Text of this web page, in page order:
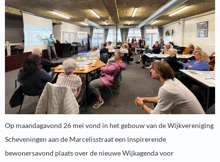
Op maandagavond 26 mei vond in het gebouw van de Wijkvereniging
Scheveningen aan de Marcelisstraat een inspirerende
bewonersavond plaats over de nieuwe Wijkagenda voor